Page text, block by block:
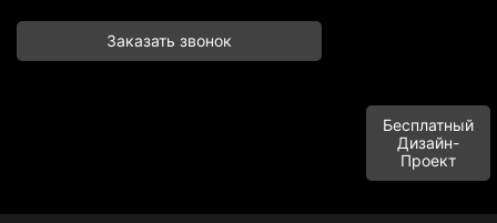
Заказать звонок
Бесплатный
Дизайн-
Проект